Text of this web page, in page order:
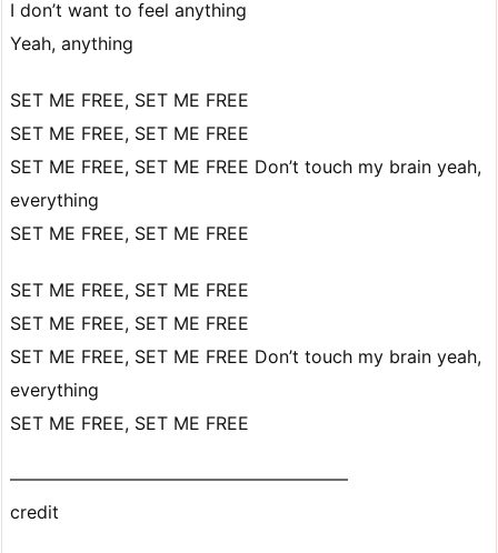
I don’t want to feel anything
Yeah, anything
SET ME FREE, SET ME FREE
SET ME FREE, SET ME FREE
SET ME FREE, SET ME FREE Don’t touch my brain yeah,
everything
SET ME FREE, SET ME FREE
SET ME FREE, SET ME FREE
SET ME FREE, SET ME FREE
SET ME FREE, SET ME FREE Don’t touch my brain yeah,
everything
SET ME FREE, SET ME FREE
———————————————————
credit